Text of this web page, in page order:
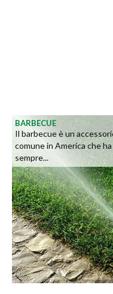
BARBECUE
Il barbecue è un
comune in America che
sempre...